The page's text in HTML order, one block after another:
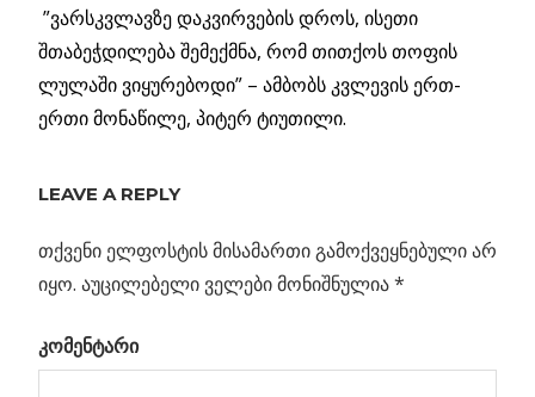
”ვარსკვლავზე დაკვირვების დროს, ისეთი
შთაბეჭდილება შემექმნა, რომ თითქოს თოფის
ლულაში ვიყურებოდი” – ამბობს კვლევის ერთ-
ერთი მონაწილე, პიტერ ტიუთილი.
ᲡᲐᲤᲠᲗᲮᲔ
პოსტის
Post:
მდინარე:
მინი-
LEAVE A REPLY
თქვენი ელფოსტის მისამართი გამოქვეყნებული არ
იყო. აუცილებელი ველები მონიშნულია*
კომენტარი